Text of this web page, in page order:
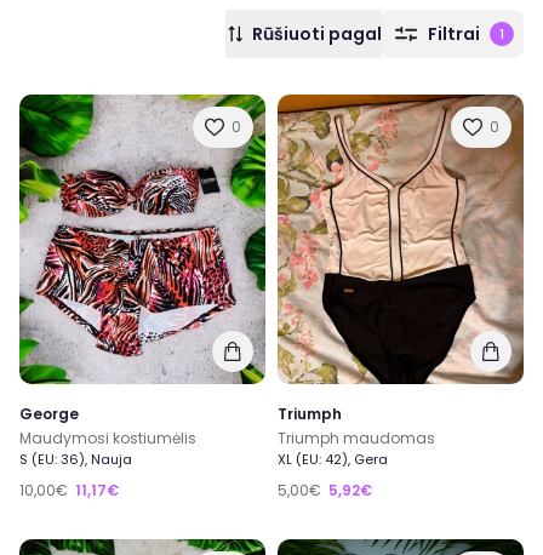
Rūšiuoti pagal Filtrai 1
0
George
Maudymosi kostiumėlis
S (EU: 36), Nauja
10,00€ 11,17€
0
Triumph
Triumph maudomas
XL (EU: 42), Gera
5,00€ 5,92€